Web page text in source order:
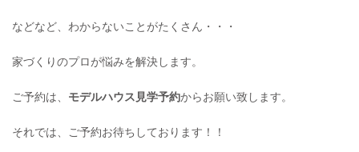
などなど、わからないことがたくさん・・・
家づくりのプロが悩みを解決します。
ご予約は、 モデルハウス見学予約からお願い致します。
それでは、ご予約お待ちしております！！